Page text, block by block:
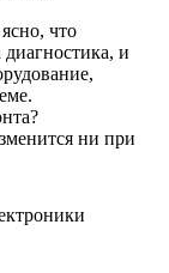
что
диагностика, и
ни при